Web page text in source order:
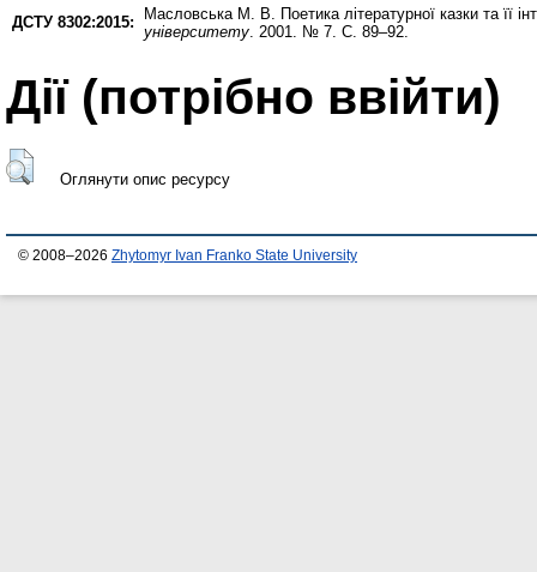
ДСТУ 8302:2015:
Масловська М. В.
Поетика літературної казки та її
університету . 2001. № 7. С. 89–92.
Дії ​​(потрібно ввійти)
Оглянути опис ресурсу
© 2008–2026 Zhytomyr Ivan Franko State University